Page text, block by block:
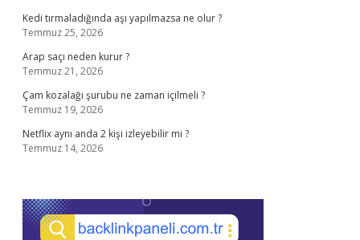
Kedi tırmaladığında aşı yapılmazsa ne olur ?
Temmuz 25, 2026
Arap saçı neden kurur ?
Temmuz 21, 2026
Çam kozalağı şurubu ne zaman içilmeli ?
Temmuz 19, 2026
Netflix aynı anda 2 kişi izleyebilir mi ?
Temmuz 14, 2026